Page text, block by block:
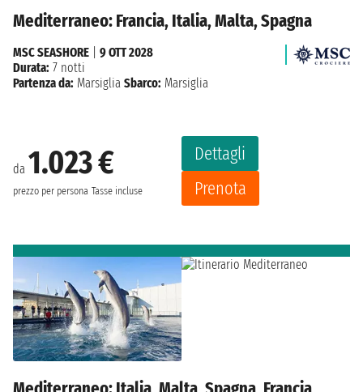
Mediterraneo: Francia, Italia, Malta, Spagna
da 1.023 €
prezzo per persona Tasse incluse
Dettagli
Prenota
MSC SEASHORE
9 OTT 2028
Durata: 7 notti
Partenza da: Marsiglia Sbarco: Marsiglia